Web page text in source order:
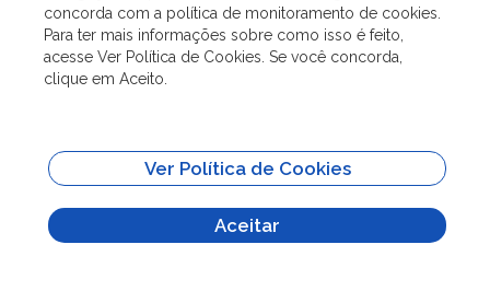
PÓS-GRADUAÇÃO
SITES IMPORTANTES
Todo o conteúdo deste site está publicado sob a licença
Creative Commons
Atribuição-SemDerivações 3.0
concorda com a política de monitoramento de cookies.
Para ter mais informações sobre como isso é feito,
acesse Ver Política de Cookies. Se você concorda,
clique em Aceito.
Ver Política de Cookies
Aceitar